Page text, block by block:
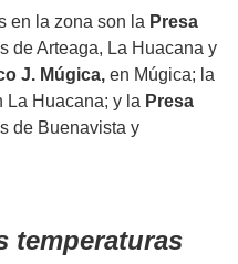
en la zona son la Presa
de Arteaga, La Huacana y
J. Múgica, en Múgica; la
La Huacana; y la Presa
de Buenavista y
temperaturas